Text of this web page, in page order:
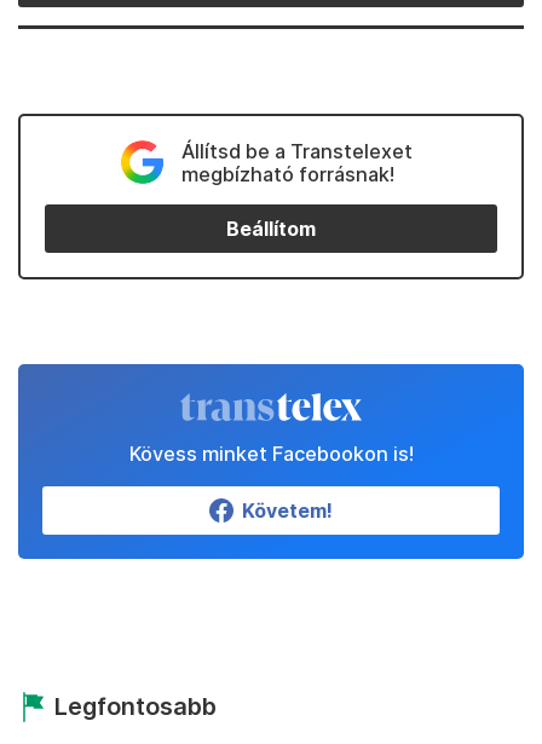
Állítsd be a Transtelexet
megbízható forrásnak!
Beállítom
Kövess minket Facebookon is!
Követem!
Legfontosabb